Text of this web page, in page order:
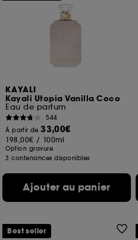
KAYALI
Kayali Utopia Vanilla Coco
Eau de parfum
544
À partir de33,00€
198,00€ / 100ml
Option gravure
3 contenances disponibles
Ajouter au panier
Best seller